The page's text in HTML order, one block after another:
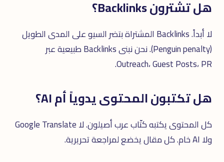
هل تشترون Backlinks؟
لا أبداً. Backlinks المشتراة بتضر السيو على المدى الطويل
(Penguin penalty). نحن نبنى Backlinks طبيعية عبر
Outreach، Guest Posts، PR.
هل تكتبون المحتوى يدوياً أم AI؟
كل المحتوى يكتبه كتّاب عرب أصيلون. لا Google Translate
ولا AI خام. كل مقال يخضع لمراجعة تحريرية.